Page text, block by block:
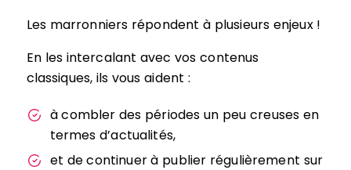
Les marronniers répondent à plusieurs enjeux !
En les intercalant avec vos contenus
classiques, ils vous aident :
à combler des périodes un peu creuses en
termes d’actualités,
et de continuer à publier régulièrement sur